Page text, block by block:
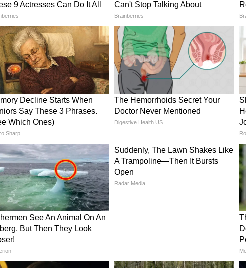
है तो माइक्रोफाइबर पायदान एक अच्छा विकल्प हो
नमी को तेजी से सोख लेता है। इससे फर्श सूखा रहता
पड़ती है।